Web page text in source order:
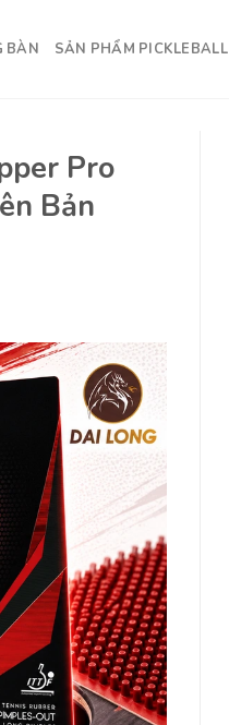
BÀN SẢN PHẨM PICKLEBALL
Pro
Bản